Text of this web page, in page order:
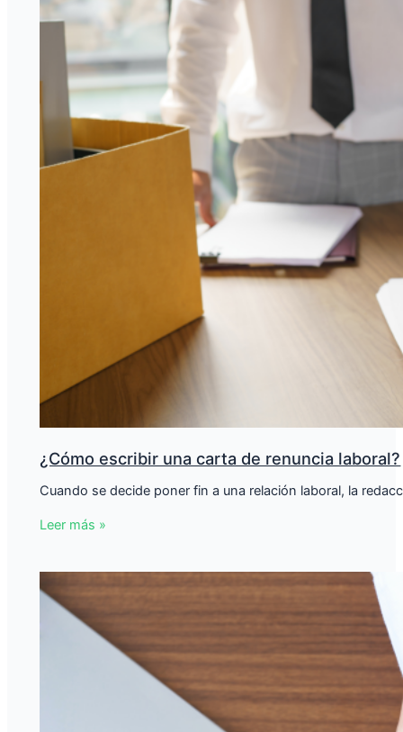
¿Cómo escribir una carta de renuncia laboral?
Cuando se decide poner fin a una relación laboral, la
Leer más »